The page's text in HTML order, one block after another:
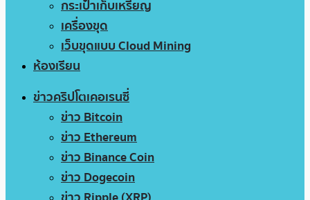
กระเป๋าเก็บเหรียญ
เครื่องขุด
เว็บขุดแบบ Cloud Mining
ห้องเรียน
ข่าวคริปโตเคอเรนซี่
ข่าว Bitcoin
ข่าว Ethereum
ข่าว Binance Coin
ข่าว Dogecoin